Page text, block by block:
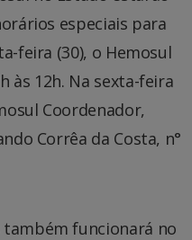
especiais para
feira (30), o Hemosul
às 12h. Na sexta-feira
Coordenador,
Corrêa da Costa, n°
também funcionará no